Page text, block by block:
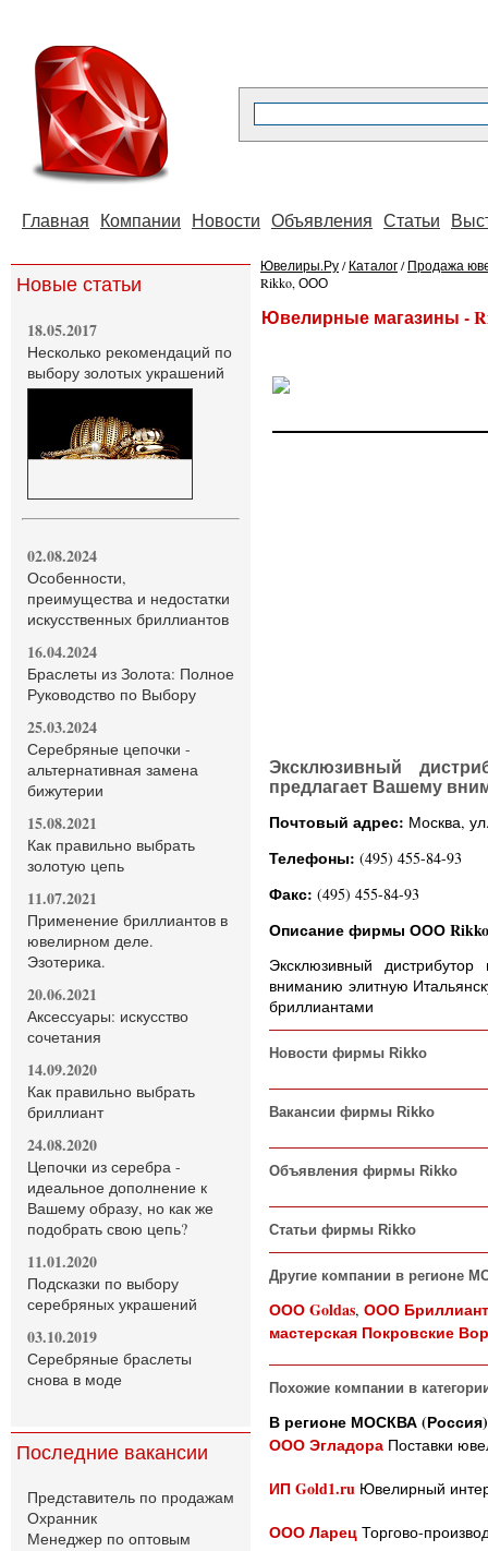
Главная Компании Новости Объявления Статьи
Новые статьи
18.05.2017
Несколько рекомендаций по
выбору золотых украшений
02.08.2024
Особенности,
преимущества и недостатки
искусственных бриллиантов
16.04.2024
Браслеты из Золота: Полное
Руководство по Выбору
25.03.2024
Серебряные цепочки -
альтернативная замена
бижутерии
15.08.2021
Как правильно выбрать
золотую цепь
11.07.2021
Применение бриллиантов в
ювелирном деле.
Эзотерика.
20.06.2021
Аксессуары: искусство
сочетания
14.09.2020
Как правильно выбрать
бриллиант
24.08.2020
Цепочки из серебра -
идеальное дополнение к
Вашему образу, но как же
подобрать свою цепь?
11.01.2020
Подсказки по выбору
серебряных украшений
03.10.2019
Серебряные браслеты
снова в моде
Последние вакансии
Представитель по продажам
Охранник
Менеджер по оптовым
Ювелиры.Ру/Каталог/Продажа
Rikko, ООО
Ювелирные магазины -
Эксклюзивный
предлагает Вашему
Почтовый адрес: Москва,
Телефоны: (495) 455-84-93
Факс: (495) 455-84-93
Описание фирмы ООО
Эксклюзивный
вниманию элитную
бриллиантами
Новости фирмы Rikko
Вакансии фирмы Rikko
Объявления фирмы Rikko
Статьи фирмы Rikko
Другие компании в регионе
ООО Goldas, ООО
мастерская Покровские
Похожие компании в
В регионе МОСКВА (Россия)
ООО Эгладора Поставки
ИП Gold1.ru Ювелирный
ООО Ларец Торгово-